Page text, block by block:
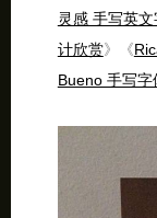
灵感 手写英
计欣赏》《
Bueno 手写字